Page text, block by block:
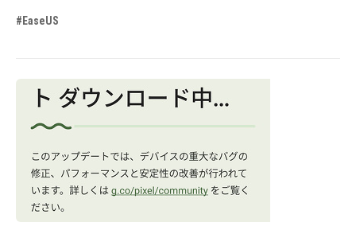
#EaseUS